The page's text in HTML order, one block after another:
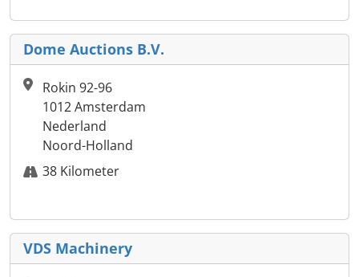
Dome Auctions B.V.
Rokin 92-96
1012 Amsterdam
Nederland
Noord-Holland
38 Kilometer
VDS Machinery